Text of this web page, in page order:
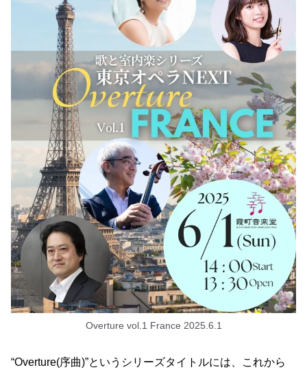
Overture vol.1 France 2025.6.1
“Overture(序曲)”というシリーズタイトルには、これから